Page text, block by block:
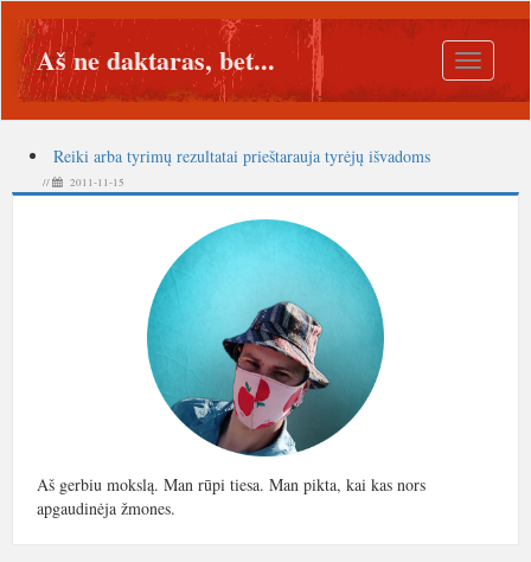
Toggle
Aš ne daktaras, bet...
Reiki arba tyrimų rezultatai prieštarauja tyrėjų išvadoms
// 2011-11-15
Aš gerbiu mokslą. Man rūpi tiesa. Man pikta, kai kas nors
apgaudinėja žmones.